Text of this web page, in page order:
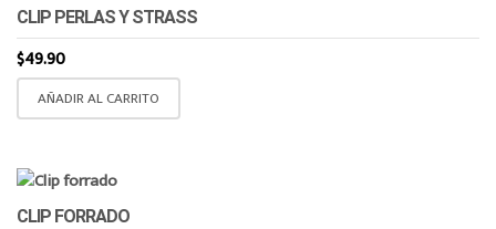
CLIP PERLAS Y STRASS
$49.90
AÑADIR AL CARRITO
CLIP FORRADO